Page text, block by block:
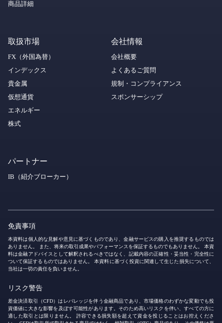
商品詳細
取扱市場
FX（外国為替）
インデックス
貴金属
仮想通貨
エネルギー
株式
会社情報
会社概要
よくあるご質問
規制・コンプライアンス
スポンサーシップ
パートナー
IB（紹介ブローカー）
免責事項
本資料は個人的な見解や意見に基づくものであり、金融サービスの購入を推奨するものでは
ありません。 また、将来の取引成果やパフォーマンスを保証するものでもありません。 本資
料は金融アドバイスとして解釈されるべきではなく、記載内容の正確性・妥当性・完全性に
ついて保証するものではありません。 本資料に基づく投資に関連して生じた損失について、
当社は一切の責任を負いません。
リスク警告
差金決済取引（CFD）はレバレッジを伴う金融商品であり、市場価格のわずかな変動でも投
資価値に大きな影響を及ぼす可能性があります。そのため高いリスクを伴い、すべての方に
適した取引とは限りません。 許容できる損失額を超えて資金を投じることはお控えくださ